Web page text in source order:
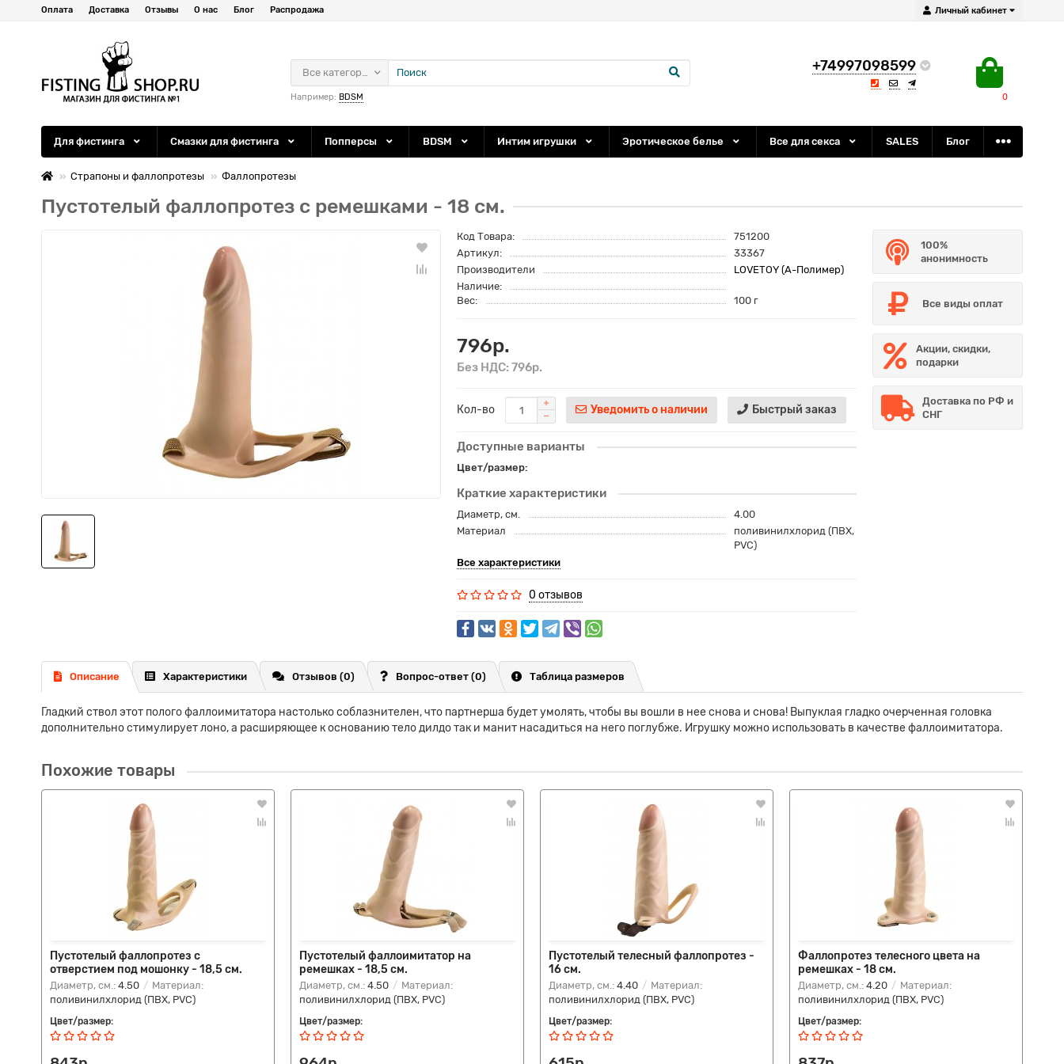
Личный кабинет
Оплата Доставка Отзывы О нас Блог Распродажа
+74997098599
0
Все категории
Например: BDSM
Для фистинга Смазки для фистинга Попперсы BDSM Интим игрушки Эротическое белье Все для секса SALES Блог
Страпоны и фаллопротезы Фаллопротезы
Пустотелый фаллопротез с ремешками - 18 см.
Код Товара:
751200
Артикул:
33367
Производители
LOVETOY (А-Полимер)
Наличие:
Вес:
100 г
796р.
Без НДС: 796р.
Кол-во Уведомить о наличии Быстрый заказ
Доступные варианты
Цвет/размер:
Краткие характеристики
Диаметр, см.
4.00
Материал
поливинилхлорид (ПВХ,
PVC)
Все характеристики
0 отзывов
100%
анонимность
Все виды оплат
Акции, скидки,
подарки
Доставка по РФ и
СНГ
Описание Характеристики Отзывов (0) Вопрос-ответ (0) Таблица размеров
Гладкий ствол этот полого фаллоимитатора настолько соблазнителен, что партнерша будет умолять, чтобы вы вошли в нее снова и снова! Выпуклая гладко очерченная головка
дополнительно стимулирует лоно, а расширяющее к основанию тело дилдо так и манит насадиться на него поглубже. Игрушку можно использовать в качестве фаллоимитатора.
Похожие товары
Пустотелый фаллопротез с
отверстием под мошонку - 18,5 см.
Диаметр, см.: 4.50
Материал:
поливинилхлорид (ПВХ, PVC)
Цвет/размер:
Пустотелый фаллоимитатор на
ремешках - 18,5 см.
Диаметр, см.: 4.50
Материал:
поливинилхлорид (ПВХ, PVC)
Цвет/размер:
Пустотелый телесный фаллопротез -
16 см.
Диаметр, см.: 4.40
Материал:
поливинилхлорид (ПВХ, PVC)
Цвет/размер:
Фаллопротез телесного цвета на
ремешках - 18 см.
Диаметр, см.: 4.20
Материал:
поливинилхлорид (ПВХ, PVC)
Цвет/размер: